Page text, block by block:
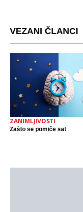
VEZANI ČLANCI
ZANIMLJIVOSTI
Zašto se pomiče sat